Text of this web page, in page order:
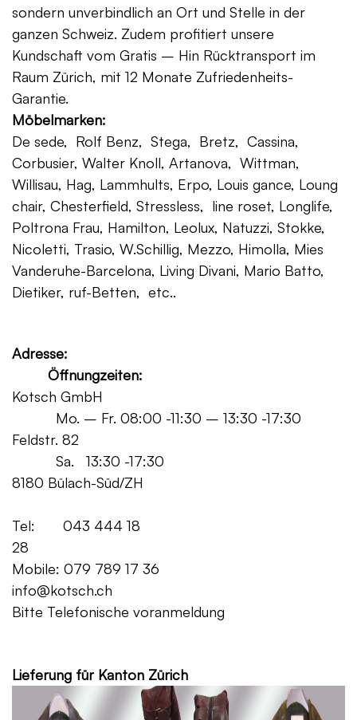
sondern unverbindlich an Ort und Stelle in der
ganzen Schweiz. Zudem profitiert unsere
Kundschaft vom Gratis – Hin Rücktransport im
Raum Zürich, mit 12 Monate Zufriedenheits-
Garantie.
Möbelmarken:
De sede, Rolf Benz, Stega, Bretz, Cassina,
Corbusier, Walter Knoll, Artanova, Wittman,
Willisau, Hag, Lammhults, Erpo, Louis gance, Loung
chair, Chesterfield, Stressless, line roset, Longlife,
Poltrona Frau, Hamilton, Leolux, Natuzzi, Stokke,
Nicoletti, Trasio, W.Schillig, Mezzo, Himolla, Mies
Vanderuhe-Barcelona, Living Divani, Mario Batto,
Dietiker, ruf-Betten, etc..
Adresse:
Öffnungzeiten:
Kotsch GmbH
Mo. – Fr. 08:00 -11:30 – 13:30 -17:30
Feldstr. 82
Sa. 13:30 -17:30
8180 Bülach-Süd/ZH
Tel: 043 444 18
28
Mobile: 079 789 17 36
info@kotsch.ch
Bitte Telefonische voranmeldung
Lieferung für Kanton Zürich